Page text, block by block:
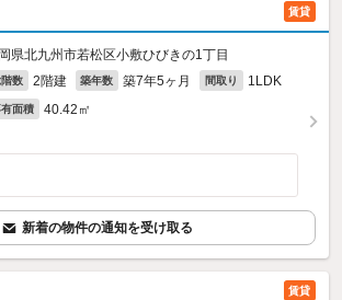
賃貸
県北九州市若松区小敷ひびきの1丁目
数 2階建 築年数 築7年5ヶ月 間取り 1LDK
面積 40.42㎡
新着の物件の通知を受け取る
賃貸